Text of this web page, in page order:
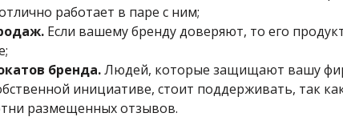
работает в паре с ним;
Если вашему бренду доверяют, то его
бренда.Людей, которые защищают вашу
инициативе, стоит поддерживать, так
размещенных отзывов.